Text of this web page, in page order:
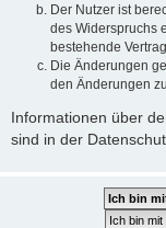
Der Nutzer ist
des Widerspruchs
bestehende
Die Änderungen
den Änderungen
Informationen über
sind in der